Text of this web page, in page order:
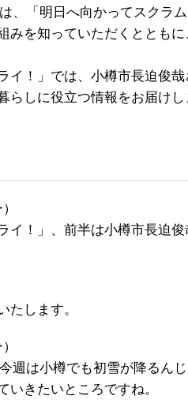
、「明日へ向かってスクラ
みを知っていただくととも
イ！」では、小樽市長迫俊
しに役立つ情報をお届けし
イ！」、前半は小樽市長迫
します。
週は小樽でも初雪が降るん
きたいところですね。